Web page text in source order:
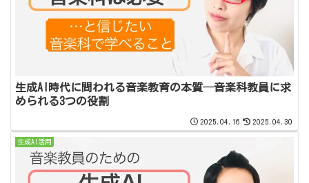
生成AI時代に問われる音楽教育の本質─音楽科教員に求
められる3つの役割
2025.04.16 2025.04.30
生成AI活用